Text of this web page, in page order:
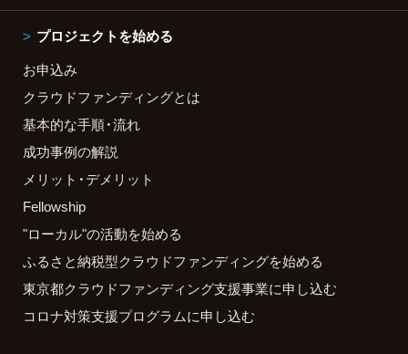
プロジェクトを始める
お申込み
クラウドファンディングとは
基本的な手順・流れ
成功事例の解説
メリット・デメリット
Fellowship
"ローカル"の活動を始める
ふるさと納税型クラウドファンディングを始める
東京都クラウドファンディング支援事業に申し込む
コロナ対策支援プログラムに申し込む